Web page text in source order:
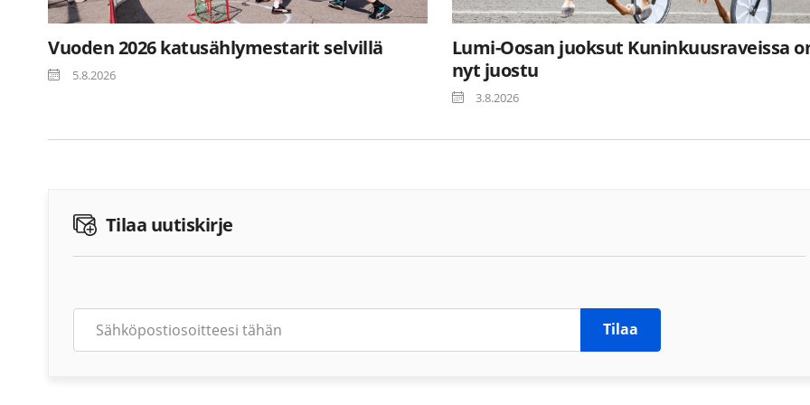
Vuoden 2026 katusählymestarit selvillä
5.8.2026
Lumi-Oosan juoksut Kuninkuusraveissa
nyt juostu
3.8.2026
Tilaa uutiskirje
Tilaa